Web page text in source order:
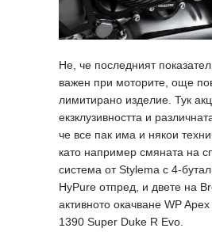
Не, че последният
важен при моторите, още
лимитирано изделие. Тук
екзклузивността и
че все пак има и някои
като например смяната на
система от Stylema с 4-
HyPure отпред, и двете на
активното окачване WP
1390 Super Duke R Evo.